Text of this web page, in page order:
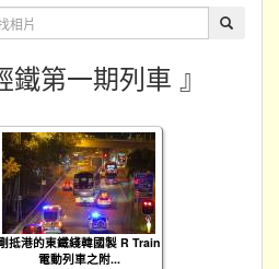
第一期列車 』
抵港的東鐵綫韓國製 R Train
電動列車之附...